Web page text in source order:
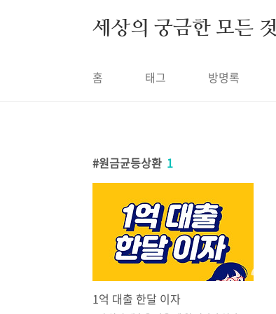
세상의 궁금한 모든 것
홈 태그 방명록
원금균등상환 1
1억 대출 한달 이자